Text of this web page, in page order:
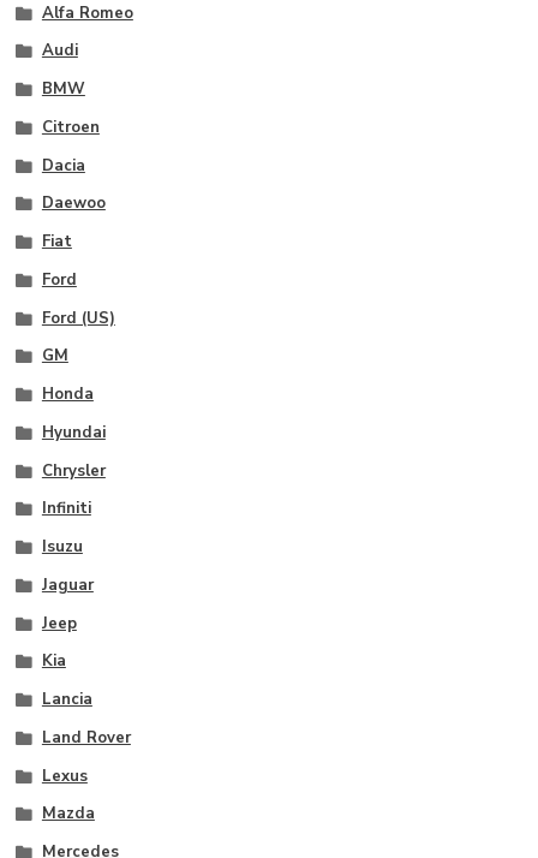
Alfa Romeo
Audi
BMW
Citroen
Dacia
Daewoo
Fiat
Ford
Ford (US)
GM
Honda
Hyundai
Chrysler
Infiniti
Isuzu
Jaguar
Jeep
Kia
Lancia
Land Rover
Lexus
Mazda
Mercedes